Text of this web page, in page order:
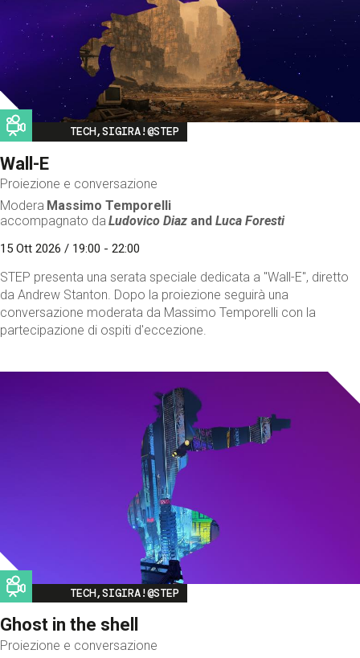
Image
TECH,SIGIRA!@STEP
Wall-E
Proiezione e conversazione
Modera Massimo Temporelli
accompagnato da Ludovico Diaz andLuca Foresti
15 Ott 2026 / 19:00 - 22:00
STEP presenta una serata speciale dedicata a "Wall-E", diretto
da Andrew Stanton. Dopo la proiezione seguirà una
conversazione moderata da Massimo Temporelli con la
partecipazione di ospiti d'eccezione.
Image
TECH,SIGIRA!@STEP
Ghost in the shell
Proiezione e conversazione